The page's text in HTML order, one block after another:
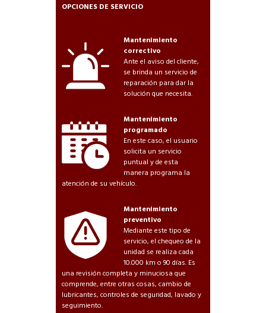
OPCIONES DE SERVICIO
Mantenimiento
correctivo
Ante el aviso del cliente,
se brinda un servicio de
reparación para dar la
solución que necesita.
Mantenimiento
programado
En este caso, el usuario
solicita un servicio
puntual y de esta
manera programa la
atención de su vehículo.
Mantenimiento
preventivo
Mediante este tipo de
servicio, el chequeo de la
unidad se realiza cada
10.000 km o 90 días. Es
una revisión completa y minuciosa que
comprende, entre otras cosas, cambio de
lubricantes, controles de seguridad, lavado y
seguimiento.